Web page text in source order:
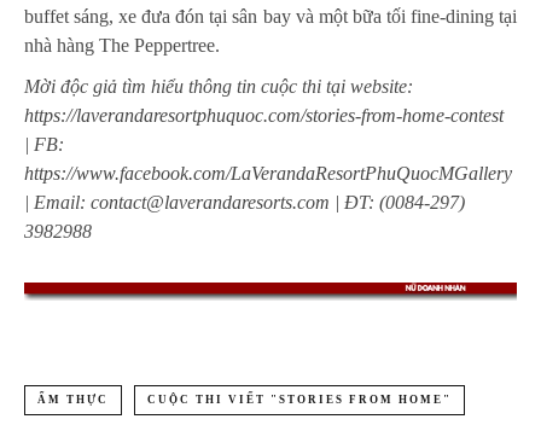
buffet sáng, xe đưa đón tại sân bay và một bữa tối fine-dining tại
nhà hàng The Peppertree.
Mời độc giả tìm hiểu thông tin cuộc thi tại website:
https://laverandaresortphuquoc.com/stories-from-home-contest
| FB:
https://www.facebook.com/LaVerandaResortPhuQuocMGallery
| Email: contact@laverandaresorts.com | ĐT: (0084-297)
3982988
ẨM THỰC CUỘC THI VIẾT "STORIES FROM HOME"